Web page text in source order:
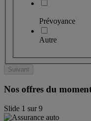
Prévoyance
Autre
Suivant
Nos offres du
Slide 1 sur9